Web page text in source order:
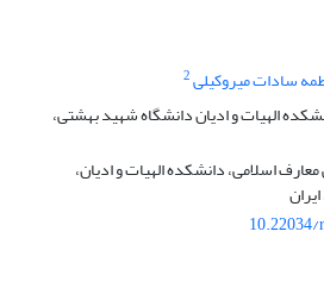
سادات میروکیلی2
الهیات و ادیان دانشگاه شهید بهشتی،
اسلامی، دانشکده الهیات و ادیان،